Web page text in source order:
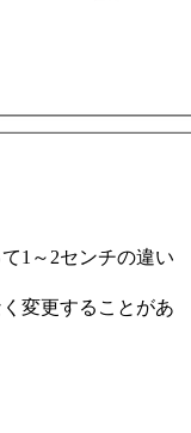
1～2センチの違い
変更することがあ